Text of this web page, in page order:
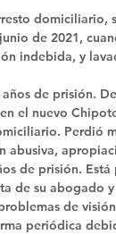
domiciliario,
de 2021,
indebida, y
de prisión.
el nuevo
Perdió
abusiva,
de prisión.
de su abogado
de
periódica